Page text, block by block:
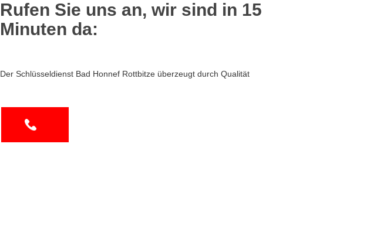
Rufen Sie uns an, wir sind in 15
Minuten da:
Der Schlüsseldienst Bad Honnef Rottbitze überzeugt durch Qualität